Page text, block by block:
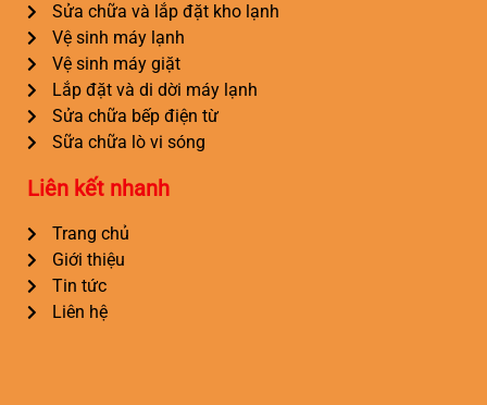
Sửa chữa và lắp đặt kho lạnh
Vệ sinh máy lạnh
Vệ sinh máy giặt
Lắp đặt và di dời máy lạnh
Sửa chữa bếp điện từ
Sữa chữa lò vi sóng
Liên kết nhanh
Trang chủ
Giới thiệu
Tin tức
Liên hệ